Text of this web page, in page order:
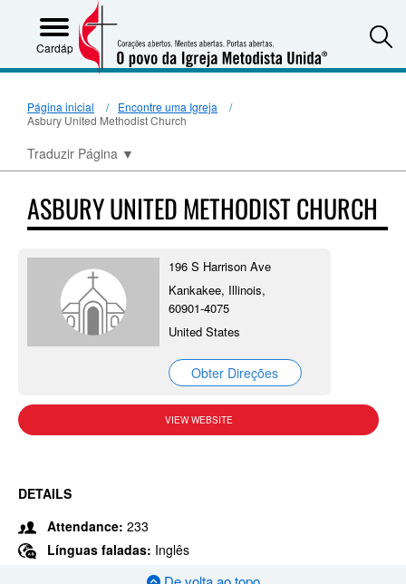
Cardápio
Página inicial
Encontre uma Igreja
Asbury United Methodist Church
Traduzir Página ▼
ASBURY UNITED METHODIST CHURCH
196 S Harrison Ave
Kankakee, Illinois,
60901-4075
United States
Obter Direções
VIEW WEBSITE
DETAILS
Attendance: 233
Línguas faladas: Inglês